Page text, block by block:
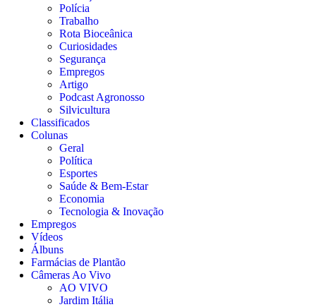
Polícia
Trabalho
Rota Bioceânica
Curiosidades
Segurança
Empregos
Artigo
Podcast Agronosso
Silvicultura
Classificados
Colunas
Geral
Política
Esportes
Saúde & Bem-Estar
Economia
Tecnologia & Inovação
Empregos
Vídeos
Álbuns
Farmácias de Plantão
Câmeras Ao Vivo
AO VIVO
Jardim Itália